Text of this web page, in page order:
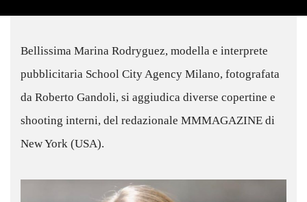
Bellissima Marina Rodryguez, modella e interprete
pubblicitaria School City Agency Milano, fotografata
da Roberto Gandoli, si aggiudica diverse copertine e
shooting interni, del redazionale MMMAGAZINE di
New York (USA).